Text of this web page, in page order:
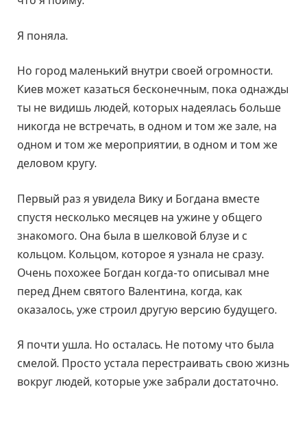
Я поняла.
Но город маленький внутри своей огромности.
Киев может казаться бесконечным, пока однажды
ты не видишь людей, которых надеялась больше
никогда не встречать, в одном и том же зале, на
одном и том же мероприятии, в одном и том же
деловом кругу.
Первый раз я увидела Вику и Богдана вместе
спустя несколько месяцев на ужине у общего
знакомого. Она была в шелковой блузе и с
кольцом. Кольцом, которое я узнала не сразу.
Очень похожее Богдан когда-то описывал мне
перед Днем святого Валентина, когда, как
оказалось, уже строил другую версию будущего.
Я почти ушла. Но осталась. Не потому что была
смелой. Просто устала перестраивать свою жизнь
вокруг людей, которые уже забрали достаточно.